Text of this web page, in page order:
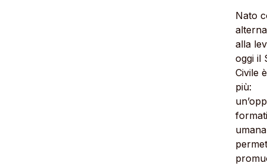
Nato
alla
oggi il
Civile
più: